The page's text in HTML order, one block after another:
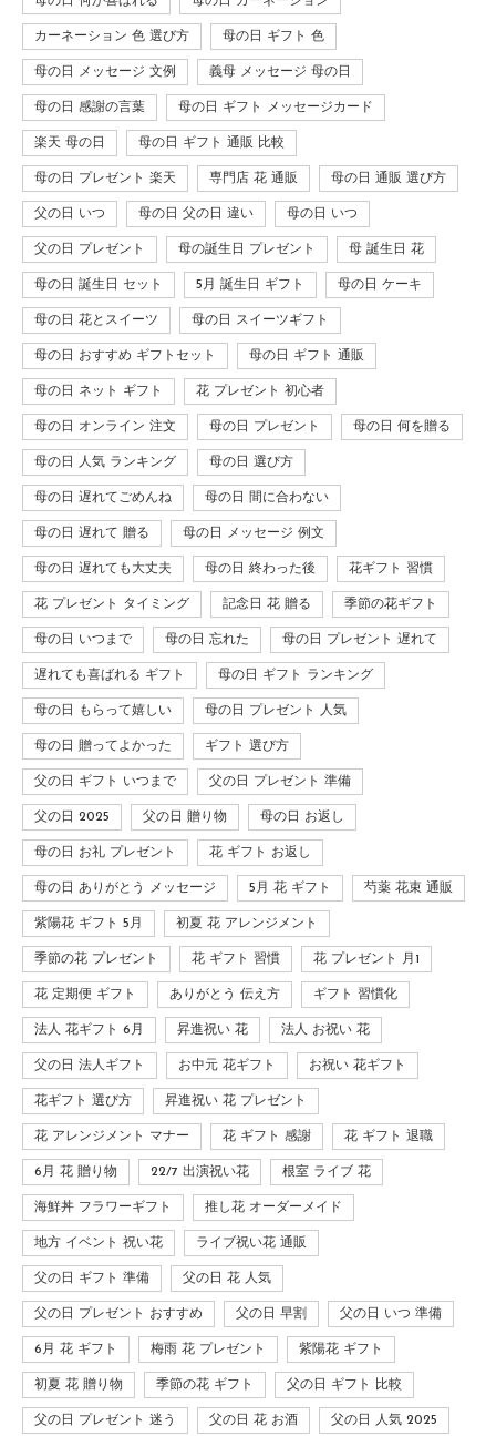
カーネーション 色 選び方 母の日 ギフト 色
母の日 メッセージ 文例 義母 メッセージ 母の日
母の日 感謝の言葉 母の日 ギフト メッセージカード
楽天 母の日 母の日 ギフト 通販 比較
母の日 プレゼント 楽天 専門店 花 通販 母の日 通販 選び方
父の日 いつ 母の日 父の日 違い 母の日 いつ
父の日 プレゼント 母の誕生日 プレゼント 母 誕生日 花
母の日 誕生日 セット 5月 誕生日 ギフト 母の日 ケーキ
母の日 花とスイーツ 母の日 スイーツギフト
母の日 おすすめ ギフトセット 母の日 ギフト 通販
母の日 ネット ギフト 花 プレゼント 初心者
母の日 オンライン 注文 母の日 プレゼント 母の日 何を贈る
母の日 人気 ランキング 母の日 選び方
母の日 遅れてごめんね 母の日 間に合わない
母の日 遅れて 贈る 母の日 メッセージ 例文
母の日 遅れても大丈夫 母の日 終わった後 花ギフト 習慣
花 プレゼント タイミング 記念日 花 贈る 季節の花ギフト
母の日 いつまで 母の日 忘れた 母の日 プレゼント 遅れて
遅れても喜ばれる ギフト 母の日 ギフト ランキング
母の日 もらって嬉しい 母の日 プレゼント 人気
母の日 贈ってよかった ギフト 選び方
父の日 ギフト いつまで 父の日 プレゼント 準備
父の日 2025 父の日 贈り物 母の日 お返し
母の日 お礼 プレゼント 花 ギフト お返し
母の日 ありがとう メッセージ 5月 花 ギフト 芍薬 花束 通販
紫陽花 ギフト 5月 初夏 花 アレンジメント
季節の花 プレゼント 花 ギフト 習慣 花 プレゼント 月1
花 定期便 ギフト ありがとう 伝え方 ギフト 習慣化
法人 花ギフト 6月 昇進祝い 花 法人 お祝い 花
父の日 法人ギフト お中元 花ギフト お祝い 花ギフト
花ギフト 選び方 昇進祝い 花 プレゼント
花 アレンジメント マナー 花 ギフト 感謝 花 ギフト 退職
6月 花 贈り物 22/7 出演祝い花 根室 ライブ 花
海鮮丼 フラワーギフト 推し花 オーダーメイド
地方 イベント 祝い花 ライブ祝い花 通販
父の日 ギフト 準備 父の日 花 人気
父の日 プレゼント おすすめ 父の日 早割 父の日 いつ 準備
6月 花 ギフト 梅雨 花 プレゼント 紫陽花 ギフト
初夏 花 贈り物 季節の花 ギフト 父の日 ギフト 比較
父の日 プレゼント 迷う 父の日 花 お酒 父の日 人気 2025